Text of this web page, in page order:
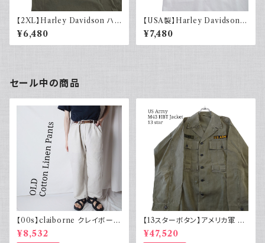
【2XL】Harley Davidson ハ
ーレーダビッドソン プリントTシ
ャツ 古着 カーキグリーン
¥6,480
【USA製】Harley Davidson
ハーレーダビッドソン プリントT
シャツ 古着 ホワイト 白 2002
年 100周年
¥7,480
セール中の商品
【00s】claiborne クレイボーン
リネンコットンパンツ ツータック
¥8,532
【13スターボタン】アメリカ軍 M
43 HBT ジャケット パッチ 軍物
実物
¥47,520